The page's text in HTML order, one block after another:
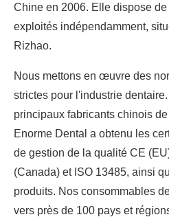
Chine en 2006. Elle dispose
exploités indépendamment,
Rizhao.
Nous mettons en œuvre des
strictes pour l'industrie
principaux fabricants chinois
Enorme Dental a obtenu les
de gestion de la qualité CE
(Canada) et ISO 13485, ainsi
produits. Nos consommables
vers près de 100 pays et